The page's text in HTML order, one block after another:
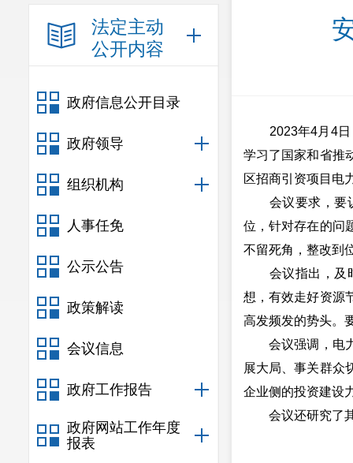
法定主动
公开内容
政府信息公开目录
政府领导
组织机构
人事任免
公示公告
政策解读
会议信息
政府工作报告
政府网站工作年度
报表
2023年4月4日，
学习了国家和省推
区招商引资项目电
会议要求，要认
位，针对存在的问
不留死角，整改到
会议指出，及时
想，有效走好资源
高发频发的势头。
会议强调，电力
展大局、事关群众
企业侧的投资建设
会议还研究了